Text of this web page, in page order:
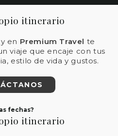
itinerario
en Premium Travel te
viaje que encaje con tus
estilo de vida y gustos.
fechas?
itinerario